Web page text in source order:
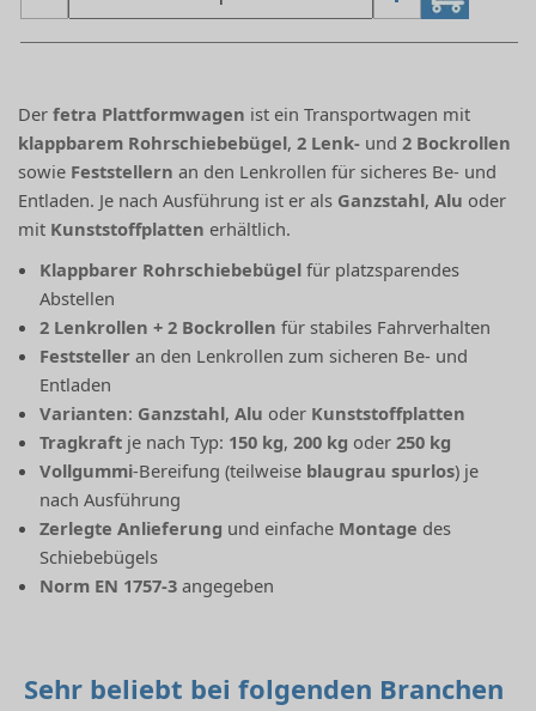
Derfetra Plattformwagen ist ein Transportwagen mit
klappbarem Rohrschiebebügel,2 Lenk- und2 Bockrollen
sowie Feststellern an den Lenkrollen für sicheres Be- und
Entladen. Je nach Ausführung ist er als Ganzstahl,Alu oder
mit Kunststoffplatten erhältlich.
Klappbarer Rohrschiebebügel für platzsparendes
Abstellen
2 Lenkrollen + 2 Bockrollen für stabiles Fahrverhalten
Feststeller an den Lenkrollen zum sicheren Be- und
Entladen
Varianten: Ganzstahl,Alu oder Kunststoffplatten
Tragkraft je nach Typ: 150 kg,200 kg oder250 kg
Vollgummi-Bereifung (teilweise blaugrau spurlos) je
nach Ausführung
Zerlegte Anlieferung und einfache Montage des
Schiebebügels
Norm EN 1757-3 angegeben
Sehr beliebt bei folgenden Branchen